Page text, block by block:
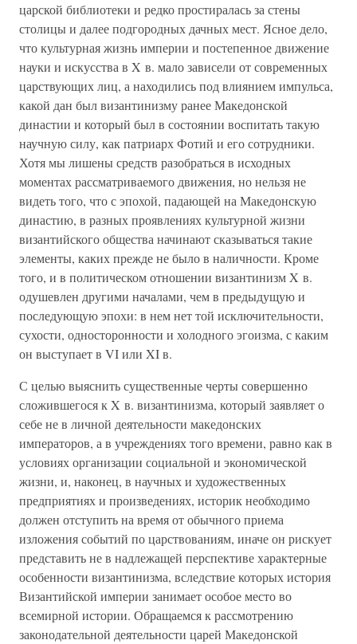
царской библиотеки и редко простиралась за стены
столицы и далее подгородных дачных мест. Ясное дело,
что культурная жизнь империи и постепенное движение
науки и искусства в X в. мало зависели от современных
царствующих лиц, а находились под влиянием импульса,
какой дан был византинизму ранее Македонской
династии и который был в состоянии воспитать такую
научную силу, как патриарх Фотий и его сотрудники.
Хотя мы лишены средств разобраться в исходных
моментах рассматриваемого движения, но нельзя не
видеть того, что с эпохой, падающей на Македонскую
династию, в разных проявлениях культурной жизни
византийского общества начинают сказываться такие
элементы, каких прежде не было в наличности. Кроме
того, и в политическом отношении византинизм X в.
одушевлен другими началами, чем в предыдущую и
последующую эпохи: в нем нет той исключительности,
сухости, односторонности и холодного эгоизма, с каким
он выступает в VI или XI в.
С целью выяснить существенные черты совершенно
сложившегося к X в. византинизма, который заявляет о
себе не в личной деятельности македонских
императоров, а в учреждениях того времени, равно как в
условиях организации социальной и экономической
жизни, и, наконец, в научных и художественных
предприятиях и произведениях, историк необходимо
должен отступить на время от обычного приема
изложения событий по царствованиям, иначе он рискует
представить не в надлежащей перспективе характерные
особенности византинизма, вследствие которых история
Византийской империи занимает особое место во
всемирной истории. Обращаемся к рассмотрению
законодательной деятельности царей Македонской